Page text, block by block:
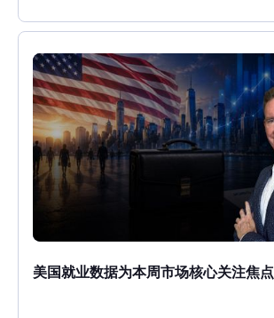
美国就业数据为本周市场核心关注焦点